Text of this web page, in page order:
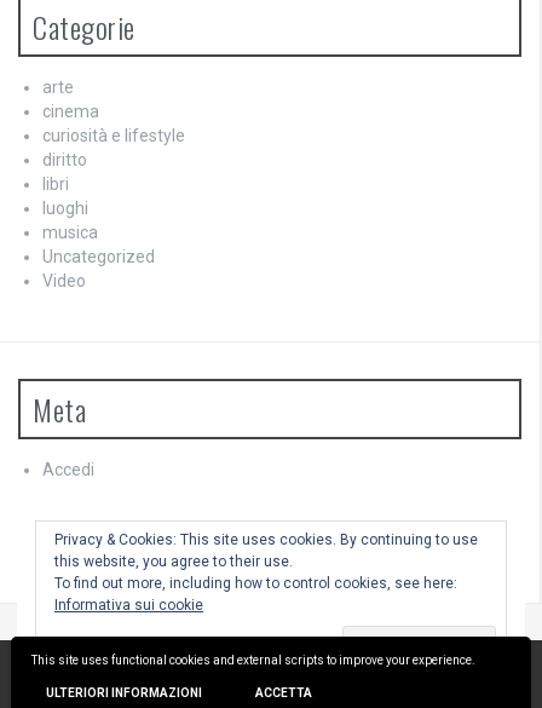
This site uses functional cookies and external scripts to improve your experience.
ULTERIORI INFORMAZIONI ACCETTA
Categorie
arte
cinema
curiosità e lifestyle
diritto
libri
luoghi
musica
Uncategorized
Video
Meta
Accedi
Feed dei commenti
WordPress.org
Privacy & Cookies: This site uses cookies. By continuing to use
this website, you agree to their use.
To find out more, including how to control cookies, see here:
Informativa sui cookie
Utilizza WordPress Tema:FlyMag